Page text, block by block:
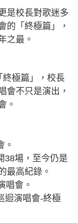
是校長對歌迷多
的「終極篇」，
之最。
極篇」，校長
會不只是演出，
。
。
38場，至今仍是
最高紀錄。
唱會。
迴演唱會-終極